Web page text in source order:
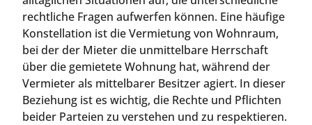
rechtliche Fragen aufwerfen können. Eine häufige
Konstellation ist die Vermietung von Wohnraum,
bei der der Mieter die unmittelbare Herrschaft
über die gemietete Wohnung hat, während der
Vermieter als mittelbarer Besitzer agiert. In dieser
Beziehung ist es wichtig, die Rechte und Pflichten
beider Parteien zu verstehen und zu respektieren.